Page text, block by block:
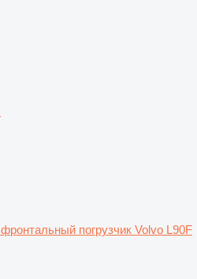
фронтальный погрузчик Volvo L90F